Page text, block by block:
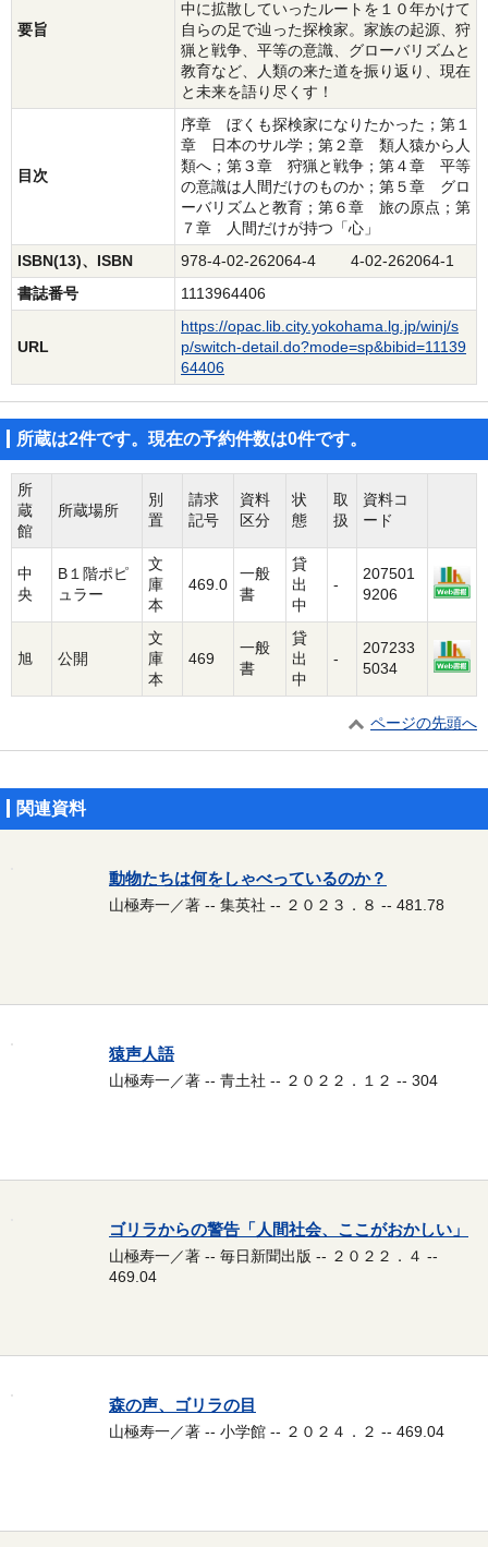
要旨
中に拡散していったルートを１０年かけて
自らの足で辿った探検家。家族の起源、狩
猟と戦争、平等の意識、グローバリズムと
教育など、人類の来た道を振り返り、現在
と未来を語り尽くす！
目次
序章 ぼくも探検家になりたかった；第１
章 日本のサル学；第２章 類人猿から人
類へ；第３章 狩猟と戦争；第４章 平等
の意識は人間だけのものか；第５章 グロ
ーバリズムと教育；第６章 旅の原点；第
７章 人間だけが持つ「心」
ISBN(13)、ISBN
978-4-02-262064-4 4-02-262064-1
書誌番号
1113964406
URL
https://opac.lib.city.yokohama.lg.jp/winj/s
p/switch-detail.do?mode=sp&bibid=11139
64406
所蔵は2件です。現在の予約件数は0件です。
所
蔵
館
所蔵場所
別
置
請求
記号
資料
区分
状
態
取
扱
資料コ
ード
中
央
B１階ポピ
ュラー
文
庫
本
469.0
一般
書
貸
出
中
-
207501
9206
旭 公開
文
庫
本
469
一般
書
貸
出
中
-
207233
5034
ページの先頭へ
関連資料
動物たちは何をしゃべっているのか？
山極寿一／著 -- 集英社 -- ２０２３．８ -- 481.78
猿声人語
山極寿一／著 -- 青土社 -- ２０２２．１２ -- 304
ゴリラからの警告「人間社会、ここがおかしい」
山極寿一／著 -- 毎日新聞出版 -- ２０２２．４ --
469.04
森の声、ゴリラの目
山極寿一／著 -- 小学館 -- ２０２４．２ -- 469.04